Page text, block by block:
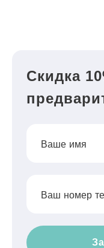
Скидка
Ваше имя
Ваш номер